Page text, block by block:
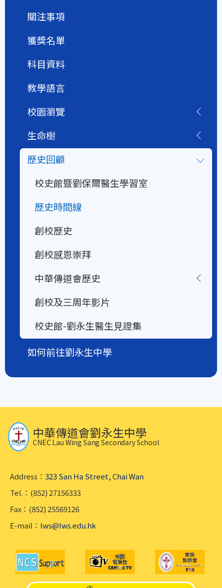
關注事項
獲獎名單
科目資料
教學語言
校園瀏覽
生命樹
歷史回顧
校史館暨劉保爾醫生學習室
歷史時間線
創校歷史
創校感恩崇拜
中華傳道會歷史
創校及三周年影片
校史館-劉永生醫生見證集
如何前往劉永生中學
中華傳道會劉永生中學
CNEC Lau Wing Sang Secondary School
Address： 323 San Ha Street, Chai Wan
Tel.：(852) 27156333
Fax：(852) 25569126
E-mail： lws@lws.edu.hk